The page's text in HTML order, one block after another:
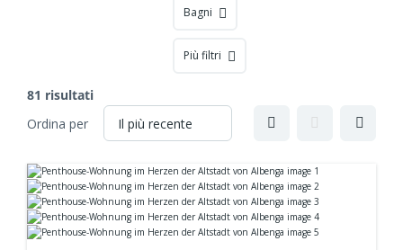
Bagni
Più filtri
81 risultati
Ordina per